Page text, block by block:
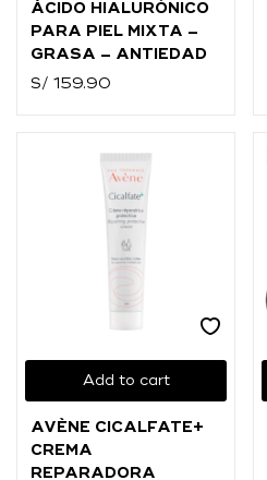
ÁCIDO HIALURÓNICO
PARA PIEL MIXTA –
GRASA – ANTIEDAD
S/ 159.90
Add to cart
AVÈNE CICALFATE+
CREMA
REPARADORA